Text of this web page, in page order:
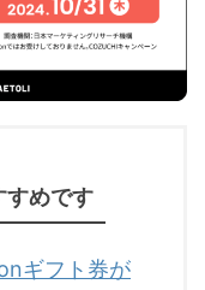
すめです
ギフト券が